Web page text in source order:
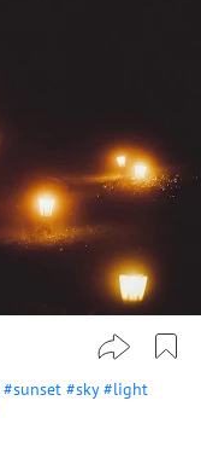
#sunset #sky #light